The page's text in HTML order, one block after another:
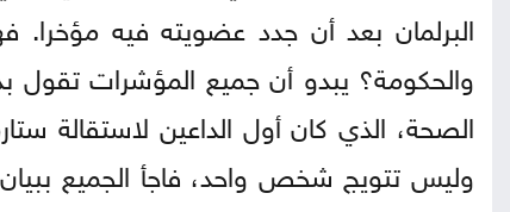
البرلمان بعد أن جدد عضويته فيه
والحكومة؟ يبدو أن جميع المؤشرات تقول
الصحة، الذي كان أول الداعين لاستقالة
وليس تتويج شخص واحد، فاجأ الجميع